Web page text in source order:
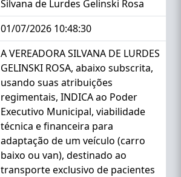
Silvana de Lurdes Gelinski Rosa
01/07/2026 10:48:30
A VEREADORA SILVANA DE LURDES
GELINSKI ROSA, abaixo subscrita,
usando suas atribuições
regimentais, INDICA ao Poder
Executivo Municipal, viabilidade
técnica e financeira para
adaptação de um veículo (carro
baixo ou van), destinado ao
transporte exclusivo de pacientes